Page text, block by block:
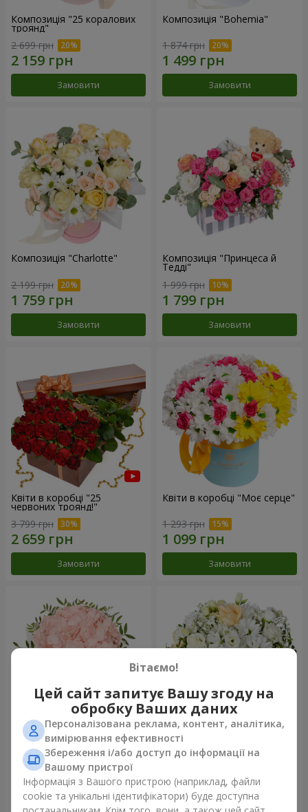
Композиція "25 коралових
троянд"
2 699 грн
Замовити
Композиція "Bohemia"
1 874 грн
Замовити
Композиція "Charlotte"
2 199 грн
Замовити
Композиція "Принцеса й
Тедді"
1 999 грн
Замовити
Квіти в коробці "25
червоних троянд!"
3 799 грн
Замовити
Квіти в коробці "Моє серце"
1 293 грн
Замовити
Квіти в коробці "Рожевий
опал"
1 427 грн
Замовити
Квіти у коробці "Білий шовк"
Замовити
Вітаємо!
Цей сайт запитує Вашу згоду на
обробку Ваших даних
Персоналізована реклама, контент, аналітика,
вимірювання ефективності
Збереження і/або доступ до інформації на
Вашому пристрої
Інформація з Вашого пристрою (наприклад, файли
cookie та унікальні ідентифікатори) буде доступна